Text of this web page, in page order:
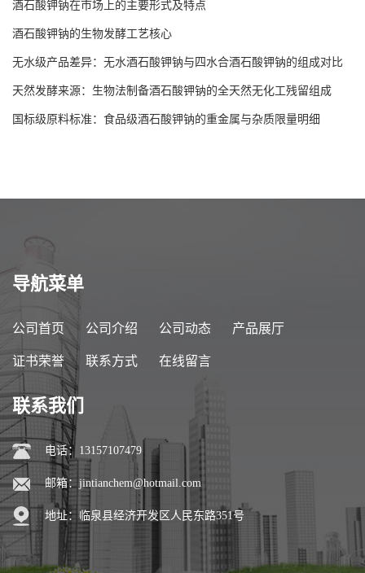
酒石酸钾钠在市场上的主要形式及特点
酒石酸钾钠的生物发酵工艺核心
无水级产品差异：无水酒石酸钾钠与四水合酒石酸钾钠的组成对比
天然发酵来源：生物法制备酒石酸钾钠的全天然无化工残留组成
国标级原料标准：食品级酒石酸钾钠的重金属与杂质限量明细
导航菜单
公司首页 公司介绍 公司动态 产品展厅
证书荣誉 联系方式 在线留言
联系我们
电话：13157107479
邮箱： jintianchem@hotmail.com
地址：临泉县经济开发区人民东路351号